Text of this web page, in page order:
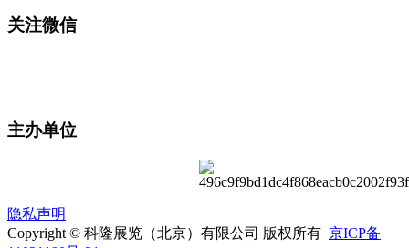
关注微信
主办单位
隐私声明
Copyright © 科隆展览（北京）有限公司 版权所有 京ICP备